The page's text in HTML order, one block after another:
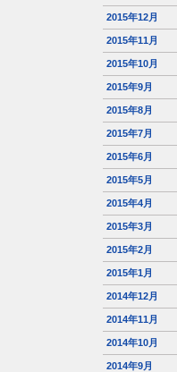
2015年12月
2015年11月
2015年10月
2015年9月
2015年8月
2015年7月
2015年6月
2015年5月
2015年4月
2015年3月
2015年2月
2015年1月
2014年12月
2014年11月
2014年10月
2014年9月